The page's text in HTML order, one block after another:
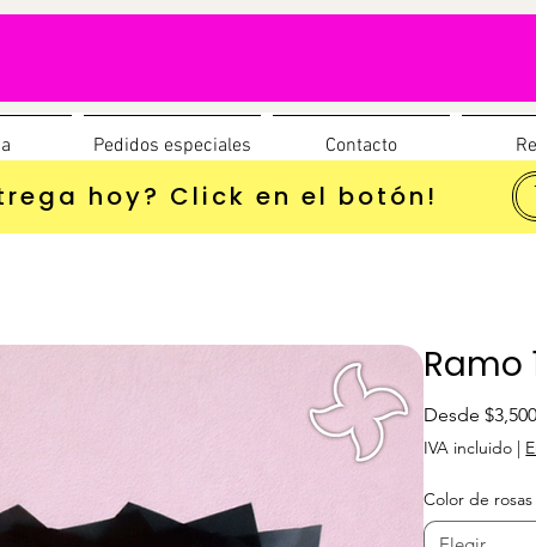
Pedidos especiales Contacto
hoy? Click en el botón!
Ramo
Desde
IVA incluido |
Color de rosas